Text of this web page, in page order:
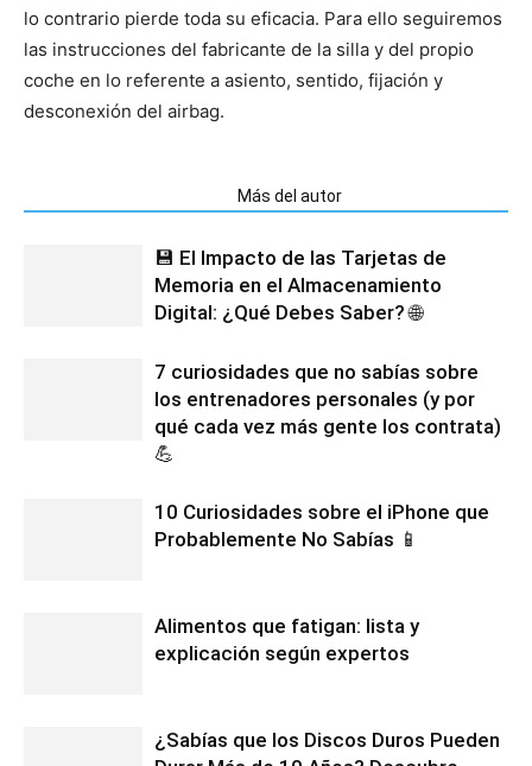
lo contrario pierde toda su eficacia. Para ello seguiremos
las instrucciones del fabricante de la silla y del propio
coche en lo referente a asiento, sentido, fijación y
desconexión del airbag.
Más del autor
💾 El Impacto de las Tarjetas de
Memoria en el Almacenamiento
Digital: ¿Qué Debes Saber? 🌐
7 curiosidades que no sabías sobre
los entrenadores personales (y por
qué cada vez más gente los contrata)
💪
10 Curiosidades sobre el iPhone que
Probablemente No Sabías 📱
Alimentos que fatigan: lista y
explicación según expertos
¿Sabías que los Discos Duros Pueden